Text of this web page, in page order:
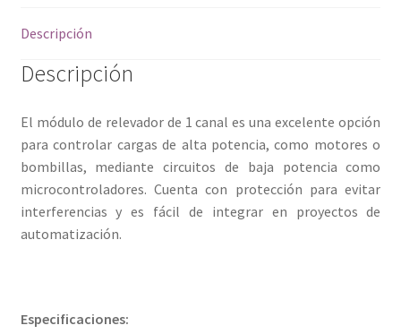
Descripción
Descripción
El módulo de relevador de 1 canal es una excelente opción
para controlar cargas de alta potencia, como motores o
bombillas, mediante circuitos de baja potencia como
microcontroladores. Cuenta con protección para evitar
interferencias y es fácil de integrar en proyectos de
automatización.
Especificaciones: